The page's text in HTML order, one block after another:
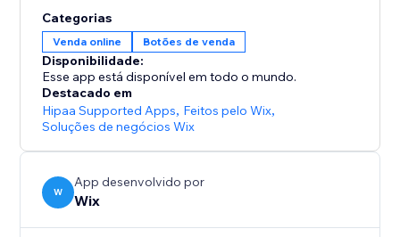
Categorias
Venda online Botões de venda
Disponibilidade:
Esse app está disponível em todo o mundo.
Destacado em
Hipaa Supported Apps, Feitos pelo Wix,
Soluções de negócios Wix
W
App desenvolvido por
Wix